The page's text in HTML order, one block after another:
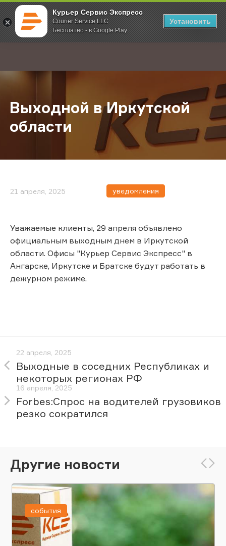
Курьер Сервис Экспресс
Courier Service LLC
Бесплатно - в Google Play
Установить
; Главная О компании Новости Выходной в Иркутской области
Выходной в Иркутской
области
21 апреля, 2025 уведомления
Уважаемые клиенты, 29 апреля объявлено
официальным выходным днем в Иркутской
области. Офисы "Курьер Сервис Экспресс" в
Ангарске, Иркутске и Братске будут работать в
дежурном режиме.
22 апреля, 2025
Выходные в соседних Республиках и
некоторых регионах РФ
16 апреля, 2025
Forbes:Спрос на водителей грузовиков
резко сократился
Другие новости
события